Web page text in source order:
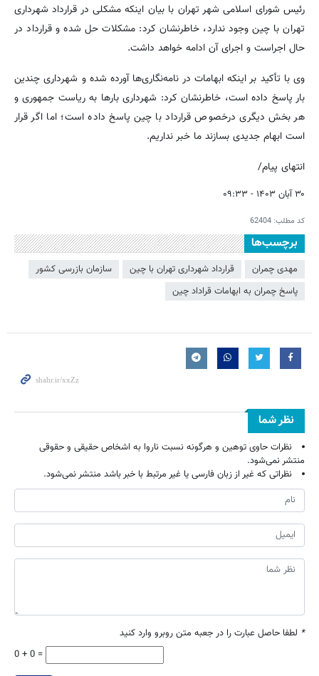
رئیس شورای اسلامی شهر تهران با بیان اینکه مشکلی در قرارداد شهرداری
تهران با چین وجود ندارد، خاطرنشان کرد: مشکلات حل شده و قرارداد در
حال اجراست و اجرای آن ادامه خواهد داشت.
وی با تأکید بر اینکه ابهامات در نامه‌نگاری‌ها آورده شده و شهرداری چندین
بار پاسخ داده است، خاطرنشان کرد: شهرداری بارها به ریاست جمهوری و
هر بخش دیگری درخصوص قرارداد با چین پاسخ داده است؛ اما اگر قرار
است ابهام جدیدی بسازند ما خبر نداریم.
انتهای پیام/
۳۰ آبان ۱۴۰۳ - ۰۹:۳۳
کد مطلب: 62404
برچسب‌ها
مهدی چمران قرارداد شهرداری تهران با چین
سازمان بازرسی کشور
پاسخ چمران به ابهامات قراداد چین
نظر شما
نظرات حاوی توهین و هرگونه نسبت ناروا به اشخاص حقیقی و حقوقی
منتشر نمی‌شود.
نظراتی که غیر از زبان فارسی یا غیر مرتبط با خبر باشد منتشر نمی‌شود.
* لطفا حاصل عبارت را در جعبه متن روبرو وارد کنید
0 + 0 =